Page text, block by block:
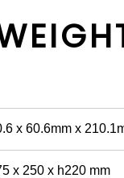
x 60.6mm x
x 250 x h220 mm